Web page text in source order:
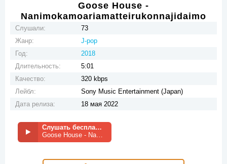
Goose House -
Nanimokamoariamatteirukonnajidaimo
Слушали:
73
Жанр:
J-pop
Год:
2018
Длительность:
5:01
Качество:
320 kbps
Лейбл:
Sony Music Entertainment (Japan)
Дата релиза:
18 мая 2022
Слушать бесплатно
Goose House - Nanimokamoariamatteirukonnajidaimo